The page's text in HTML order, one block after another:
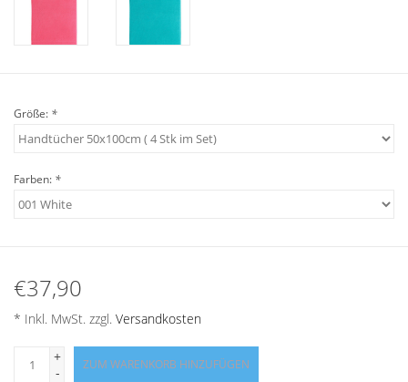
Info-Service
Tel.0049(0)7322-919376
Blog-Aktuelles
Größe: *
Farben: *
€37,90
* Inkl. MwSt. zzgl. Versandkosten
+
-
ZUM WARENKORB HINZUFÜGEN